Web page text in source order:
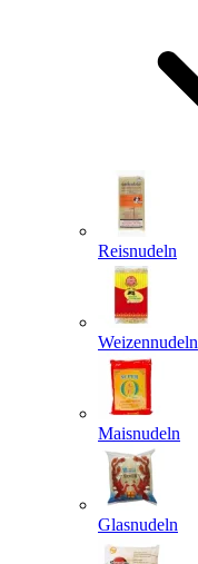
Reisnudeln
Weizennudeln
Maisnudeln
Glasnudeln